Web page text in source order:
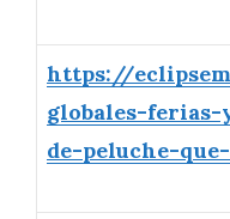
https://
globales-
de-peluche-